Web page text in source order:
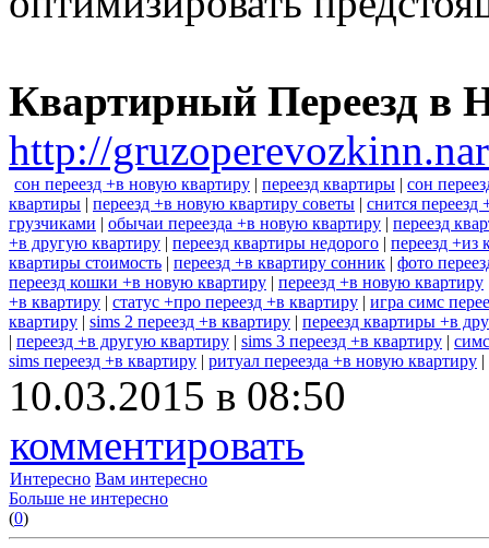
Квартирный Переезд в
http://
сон переезд +в новую квартиру | переезд квартиры | сон
квартиры | переезд +в новую квартиру советы | снится переезд
грузчиками | обычаи переезда +в новую квартиру | переезд
+в другую квартиру | переезд квартиры недорого | переезд +из
квартиры стоимость | переезд +в квартиру сонник | фото
переезд кошки +в новую квартиру | переезд +в новую квартиру
+в квартиру | статус +про переезд +в квартиру | игра симс
квартиру | sims 2 переезд +в квартиру | переезд квартиры +в
| переезд +в другую квартиру | sims 3 переезд +в квартиру |
sims переезд +в квартиру | ритуал переезда +в новую квартиру |
10.03.2015 в 08:50
комментировать
Интересно Вам интересно
Больше не интересно
(0)